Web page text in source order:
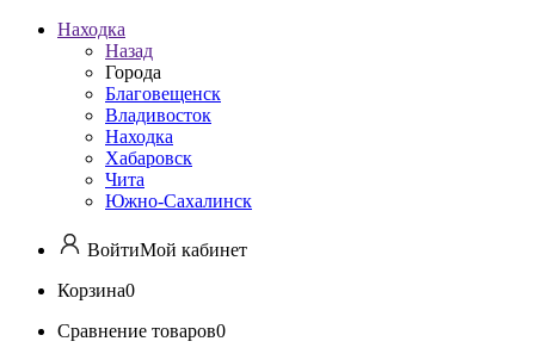
Находка
Назад
Города
Благовещенск
Владивосток
Находка
Хабаровск
Чита
Южно-Сахалинск
ВойтиМой кабинет
Корзина0
Сравнение товаров0